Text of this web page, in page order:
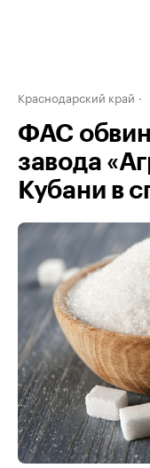
Краснодарский край
ФАС
завода
Кубани в